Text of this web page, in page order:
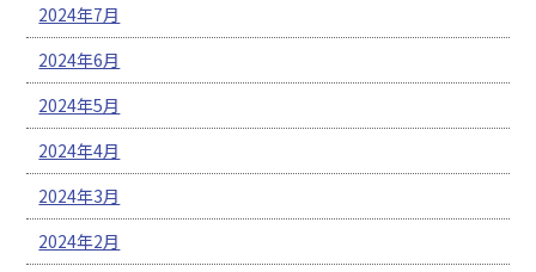
2024年7月
2024年6月
2024年5月
2024年4月
2024年3月
2024年2月